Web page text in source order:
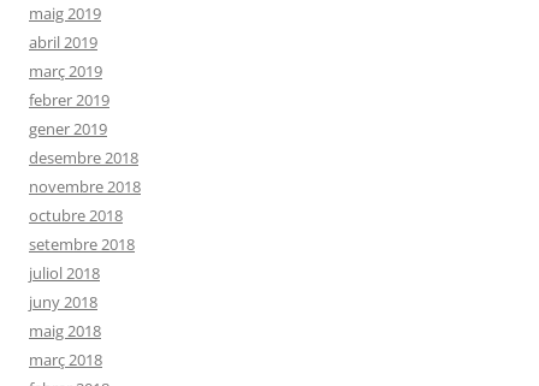
maig 2019
abril 2019
març 2019
febrer 2019
gener 2019
desembre 2018
novembre 2018
octubre 2018
setembre 2018
juliol 2018
juny 2018
maig 2018
març 2018